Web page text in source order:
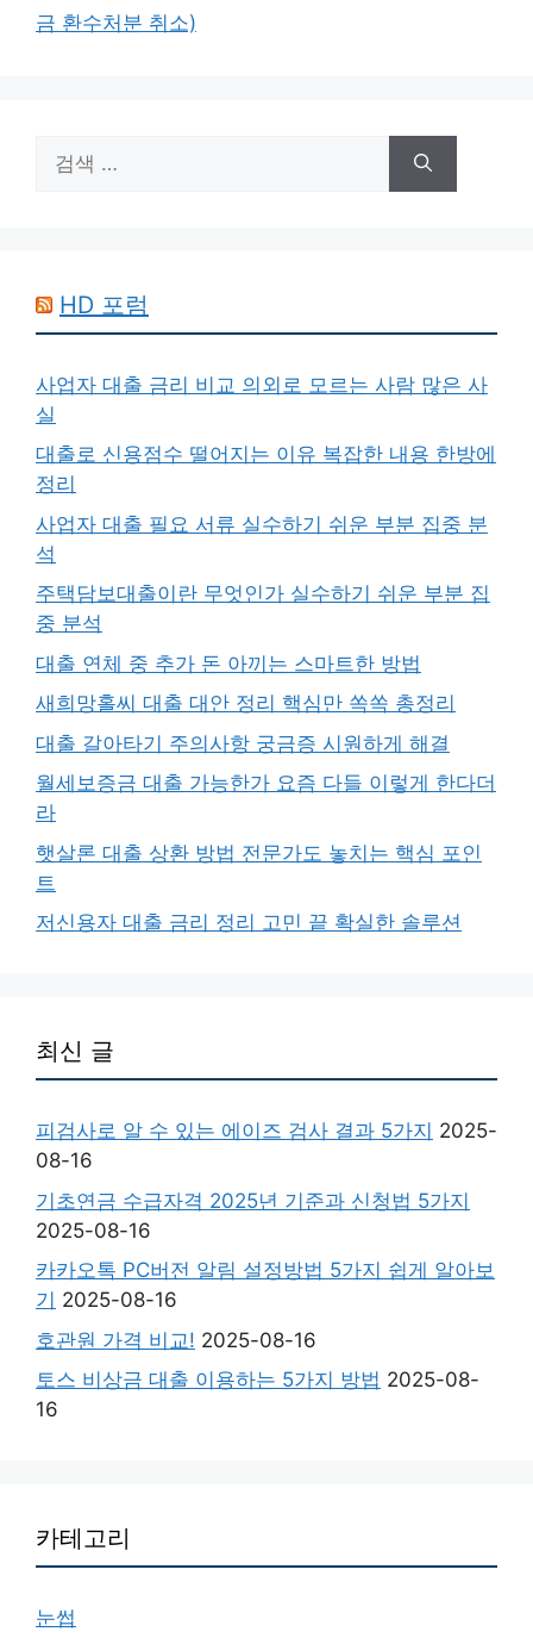
금 환수처분 취소)
색:
HD 포럼
사업자 대출 금리 비교 의외로 모르는 사람 많은 사
실
대출로 신용점수 떨어지는 이유 복잡한 내용 한방에
정리
사업자 대출 필요 서류 실수하기 쉬운 부분 집중 분
석
주택담보대출이란 무엇인가 실수하기 쉬운 부분 집
중 분석
대출 연체 중 추가 돈 아끼는 스마트한 방법
새희망홀씨 대출 대안 정리 핵심만 쏙쏙 총정리
대출 갈아타기 주의사항 궁금증 시원하게 해결
월세보증금 대출 가능한가 요즘 다들 이렇게 한다더
라
햇살론 대출 상환 방법 전문가도 놓치는 핵심 포인
트
저신용자 대출 금리 정리 고민 끝 확실한 솔루션
최신 글
피검사로 알 수 있는 에이즈 검사 결과 5가지 2025-
08-16
기초연금 수급자격 2025년 기준과 신청법 5가지
2025-08-16
카카오톡 PC버전 알림 설정방법 5가지 쉽게 알아보
기 2025-08-16
호관원 가격 비교! 2025-08-16
토스 비상금 대출 이용하는 5가지 방법 2025-08-
16
카테고리
눈썹